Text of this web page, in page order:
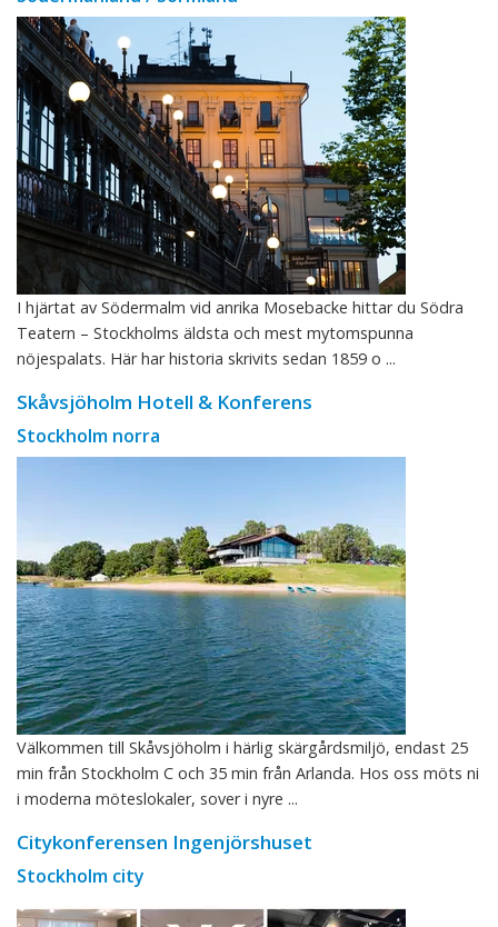
I hjärtat av Södermalm vid anrika Mosebacke hittar du Södra
Teatern – Stockholms äldsta och mest mytomspunna
nöjespalats. Här har historia skrivits sedan 1859 o ...
Skåvsjöholm Hotell & Konferens
Stockholm norra
Välkommen till Skåvsjöholm i härlig skärgårdsmiljö, endast 25
min från Stockholm C och 35 min från Arlanda. Hos oss möts ni
i moderna möteslokaler, sover i nyre ...
Citykonferensen Ingenjörshuset
Stockholm city